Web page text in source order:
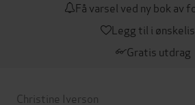
Få varsel ved ny bok av
Legg til i
Gratis utdrag
Christine Iverson